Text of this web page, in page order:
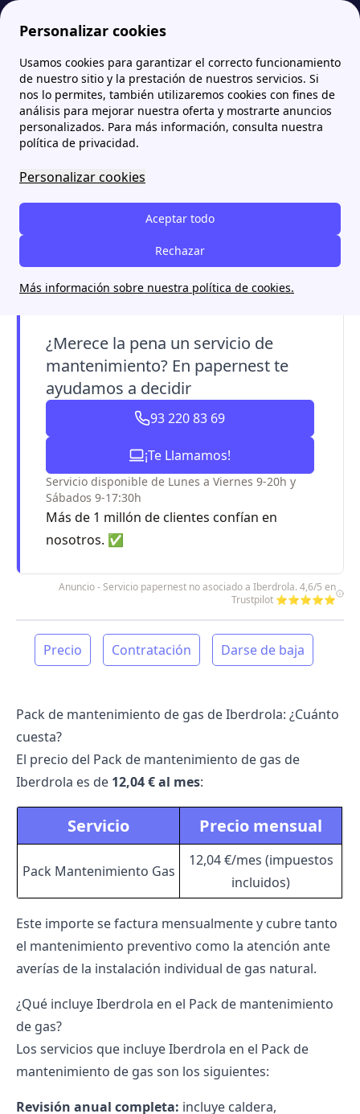
Personalizar cookies
Usamos cookies para garantizar el correcto funcionamiento
de nuestro sitio y la prestación de nuestros servicios. Si
nos lo permites, también utilizaremos cookies con fines de
análisis para mejorar nuestra oferta y mostrarte anuncios
personalizados. Para más información, consulta nuestra
política de privacidad.
Personalizar cookies
Aceptar todo
Rechazar
Más información sobre nuestra política de cookies.
Papernest.es More Mantenimiento Pack mantenimiento gas de Iberdrola: ¿vale la pena contratarlo?
Pack mantenimiento gas
de Iberdrola: ¿vale la pena
contratarlo?
El Pack de Mantenimiento de Gas de Iberdrola
es un
servicio integral que ofrece seguridad,
eficiencia y asistencia rápida
averías.
¿Merece la pena un servicio de
mantenimiento? En papernest te
ayudamos a decidir
93 220 83 69
¡Te Llamamos!
Servicio disponible de Lunes a Viernes 9-20h y
Sábados 9-17:30h
Más de 1 millón de clientes confían en
nosotros. ✅
Anuncio - Servicio papernest no asociado a Iberdrola. 4,6/5 en
Trustpilot ⭐⭐⭐⭐⭐
Precio Contratación Darse de baja
Pack de mantenimiento de gas de Iberdrola: ¿Cuánto
cuesta?
El precio del Pack de mantenimiento de gas de
Iberdrola es de 12,04 € al mes:
Servicio Precio mensual
Pack Mantenimiento Gas
12,04 €/mes (impuestos
incluidos)
Este importe se factura mensualmente y cubre tanto
el mantenimiento preventivo como la atención ante
averías de la instalación individual de gas natural.
¿Qué incluye Iberdrola en el Pack de mantenimiento
de gas?
Los servicios que incluye Iberdrola en el Pack de
mantenimiento de gas son los siguientes:
Revisión anual completa: incluye caldera,